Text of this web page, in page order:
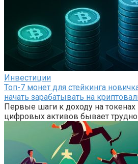
Инвестиции
Топ-7 монет для стейкинга
начать зарабатывать на
Первые шаги к доходу на
цифровых активов бывает трудно